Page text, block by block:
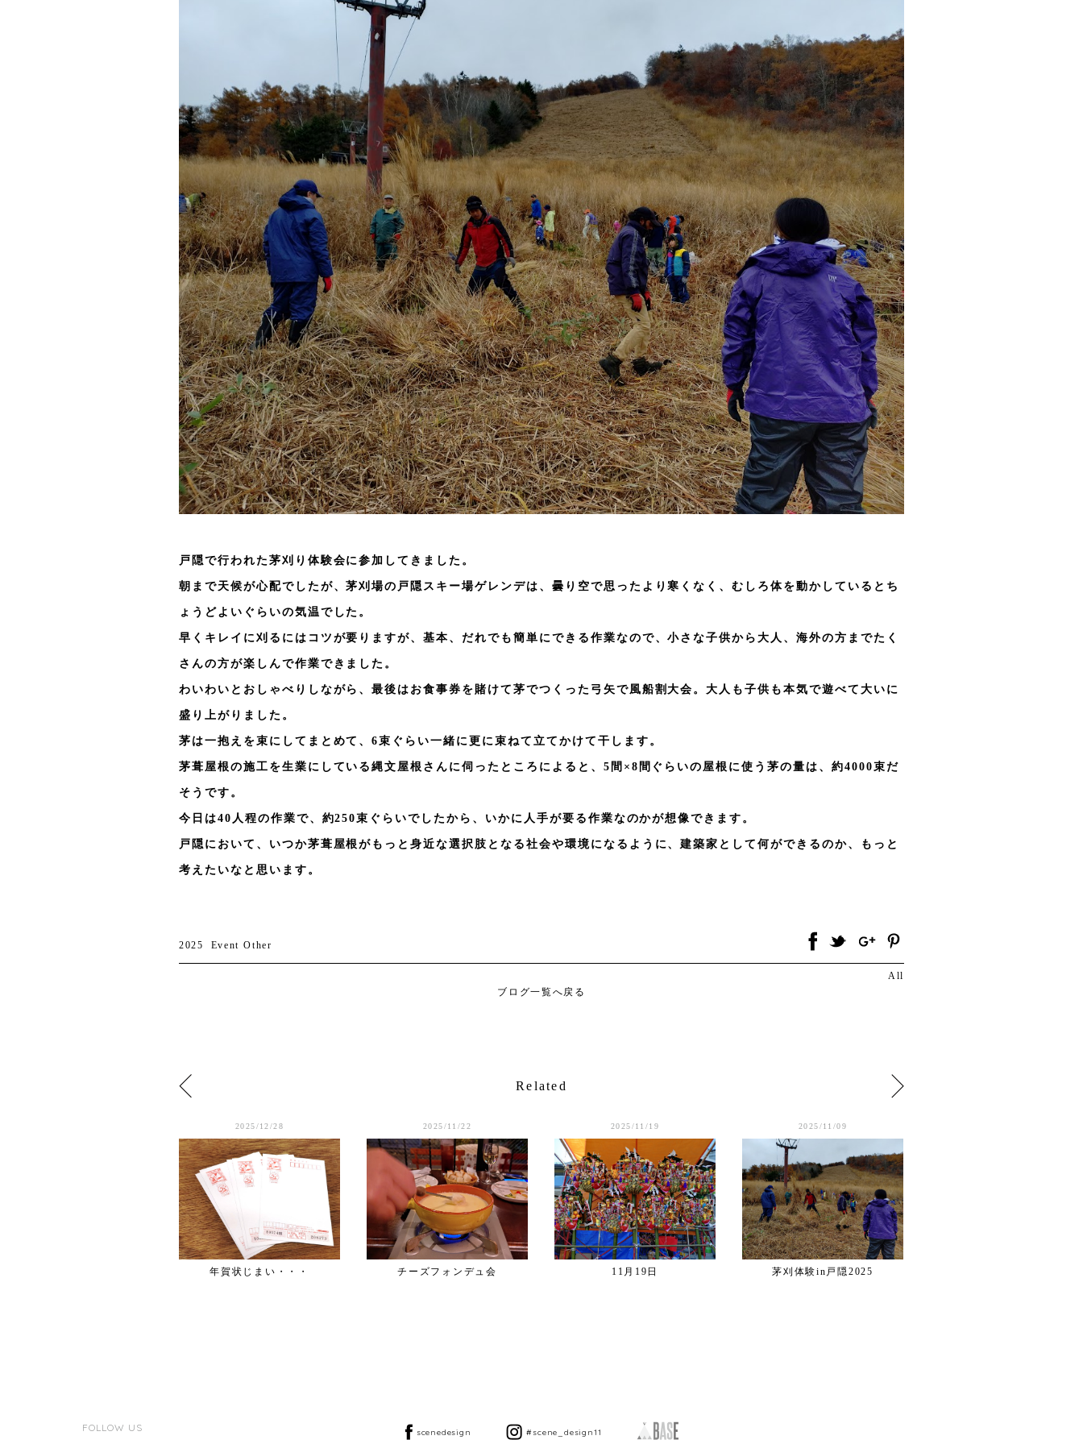
戸隠で行われた茅刈り体験会に参加してきました。
朝まで天候が心配でしたが、茅刈場の戸隠スキー場ゲレンデは、曇り空で思ったより寒くなく、むしろ体を動かしているとち
ょうどよいぐらいの気温でした。
早くキレイに刈るにはコツが要りますが、基本、だれでも簡単にできる作業なので、小さな子供から大人、海外の方までたく
さんの方が楽しんで作業できました。
わいわいとおしゃべりしながら、最後はお食事券を賭けて茅でつくった弓矢で風船割大会。大人も子供も本気で遊べて大いに
盛り上がりました。
茅は一抱えを束にしてまとめて、6束ぐらい一緒に更に束ねて立てかけて干します。
茅葺屋根の施工を生業にしている縄文屋根さんに伺ったところによると、5間×8間ぐらいの屋根に使う茅の量は、約4000束だ
そうです。
今日は40人程の作業で、約250束ぐらいでしたから、いかに人手が要る作業なのかが想像できます。
戸隠において、いつか茅葺屋根がもっと身近な選択肢となる社会や環境になるように、建築家として何ができるのか、もっと
考えたいなと思います。
2025 Event Other
ブログ一覧へ戻る
All
Related
2025/12/28
年賀状じまい・・・
2025/11/22
チーズフォンデュ会
2025/11/19
11月19日
2025/11/09
茅刈体験in戸隠2025
FOLLOW US scenedesign #scene_design11